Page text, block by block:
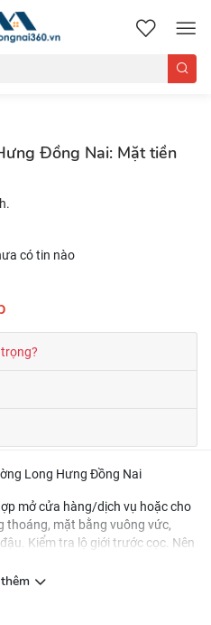
nhadatdongnai360.vn
Đồng Nai: Mặt tiền
có tin nào
Long Hưng Đồng Nai
mở cửa hàng/dịch vụ hoặc cho
thoáng, mặt bằng vuông vức,
Kiểm tra lộ giới trước cọc. Nên